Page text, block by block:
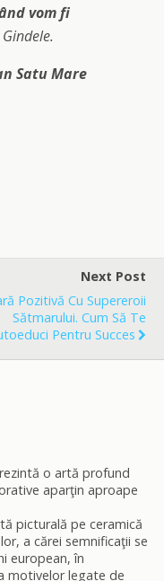
vom fi
Satu Mare
Next Post
Pozitivă Cu Supereroii
Sătmarului. Cum Să Te
Pentru Succes
o artă profund
aparţin aproape
picturală pe ceramică
a cărei semnificaţii se
european, în
motivelor legate de